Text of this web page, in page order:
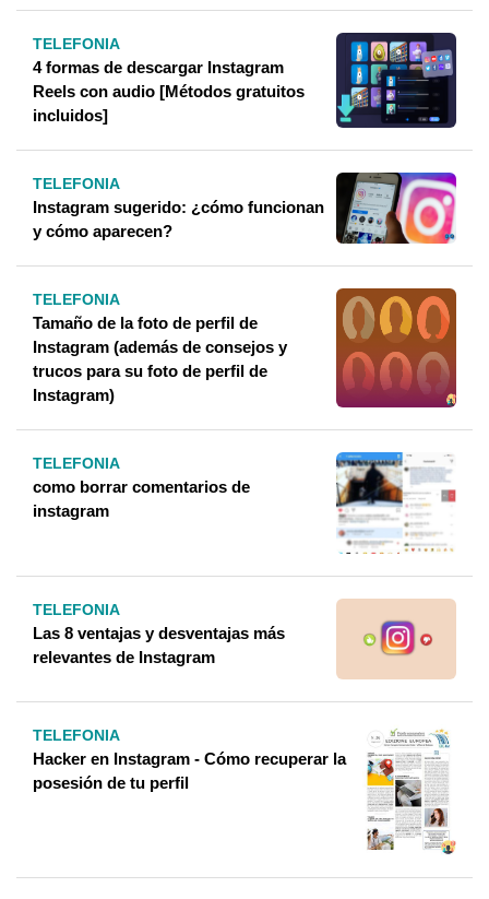
TELEFONIA
4 formas de descargar Instagram
Reels con audio [Métodos gratuitos
incluidos]
TELEFONIA
Instagram sugerido: ¿cómo funcionan
y cómo aparecen?
TELEFONIA
Tamaño de la foto de perfil de
Instagram (además de consejos y
trucos para su foto de perfil de
Instagram)
TELEFONIA
como borrar comentarios de
instagram
TELEFONIA
Las 8 ventajas y desventajas más
relevantes de Instagram
TELEFONIA
Hacker en Instagram - Cómo recuperar la
posesión de tu perfil